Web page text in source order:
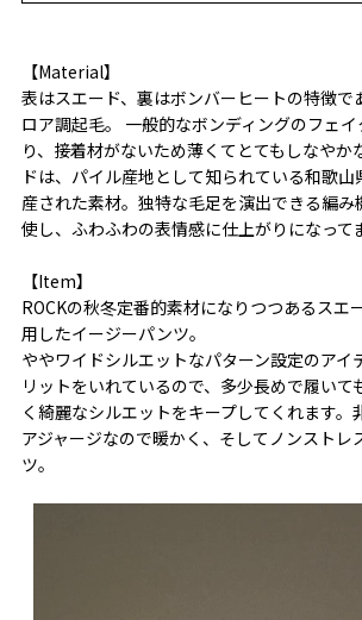
【Material】
表はスエード、裏はボンバーヒートの特徴で
ロア調起毛。 一般的なボンディングのフェ
り、接着材がないため薄くてとてもしなやか
ドは、パイル産地として知られている和歌
産された素材。独特な毛足を演出できる編み
使し、ふわふわの表情感に仕上がりになって
【Item】
ROCKの秋冬定番的素材になりつつあるスエ
用したイージーパンツ。
ややワイドシルエットなパターン設定のアイ
リットをいれているので、多少長めで履いて
く綺麗なシルエットをキープしてくれます。
アジャージなので暖かく、そしてノンストレ
ツ。